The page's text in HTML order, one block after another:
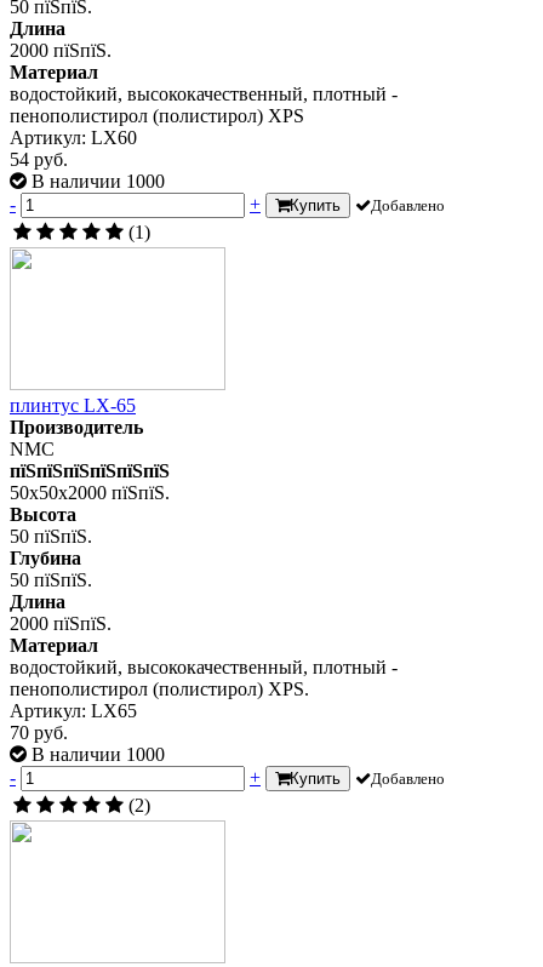
50 пїЅпїЅ.
Длина
2000 пїЅпїЅ.
Материал
водостойкий, высококачественный, плотный -
пенополистирол (полистирол) XPS
Артикул: LX60
54 руб.
В наличии 1000
-
+ Купить Добавлено
(1)
плинтус LX-65
Производитель
NMC
пїЅпїЅпїЅпїЅпїЅпїЅ
50x50x2000 пїЅпїЅ.
Высота
50 пїЅпїЅ.
Глубина
50 пїЅпїЅ.
Длина
2000 пїЅпїЅ.
Материал
водостойкий, высококачественный, плотный -
пенополистирол (полистирол) XPS.
Артикул: LX65
70 руб.
В наличии 1000
-
+ Купить Добавлено
(2)